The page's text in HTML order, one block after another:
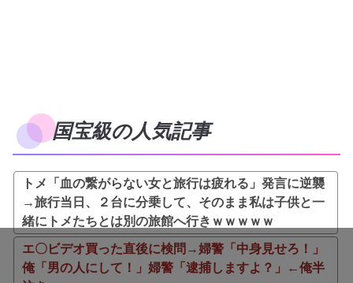
国宝級の人気記事
トメ「血の繋がらない女と旅行は疲れる」発言に逆襲
→旅行当日、２台に分乗して、そのまま私は子供と一
緒にトメたちとは別の旅館へ行きｗｗｗｗｗ
エ〇ビデオ買った直後に検問→婦警「中身見せろ！」
俺「男の人にして！」婦警「逮捕しますよ？」←俺半